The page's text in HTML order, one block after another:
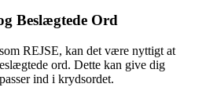
Beslægtede Ord
REJSE, kan det være nyttigt at
ord. Dette kan give dig
ind i krydsordet.